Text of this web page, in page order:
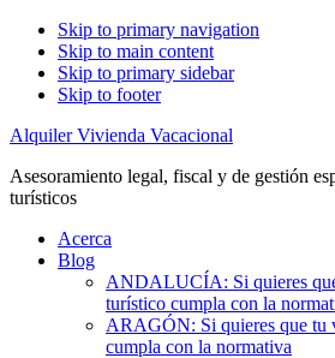
Skip to primary navigation
Skip to main content
Skip to primary sidebar
Skip to footer
Alquiler Vivienda Vacacional
Asesoramiento legal, fiscal y de gestión
turísticos
Acerca
Blog
ANDALUCÍA: Si quieres
turístico cumpla con la
ARAGÓN: Si quieres que tu
cumpla con la normativa